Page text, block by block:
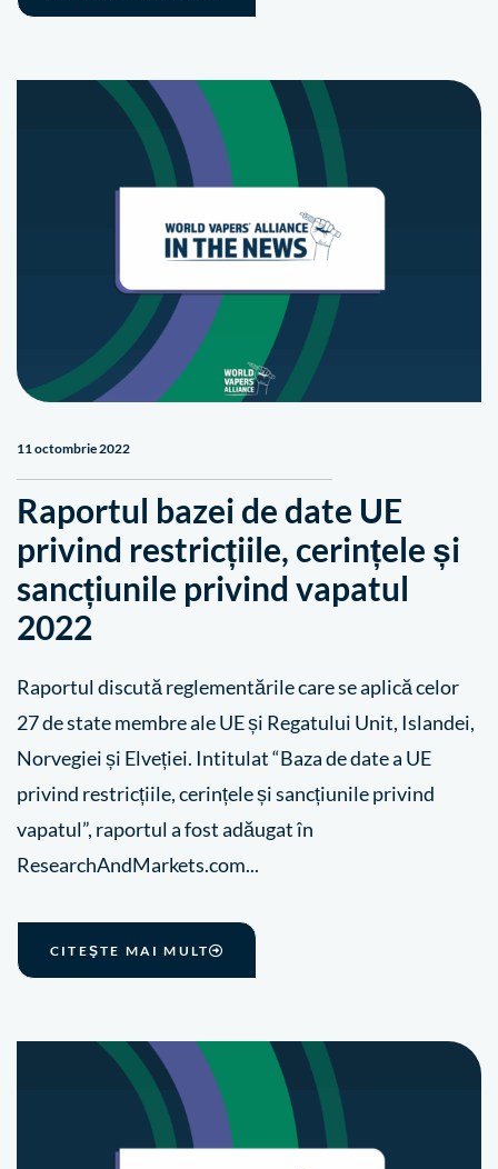
11 octombrie 2022
Raportul bazei de date UE
privind restricțiile, cerințele și
sancțiunile privind vapatul
2022
Raportul discută reglementările care se aplică celor
27 de state membre ale UE și Regatului Unit, Islandei,
Norvegiei și Elveției. Intitulat “Baza de date a UE
privind restricțiile, cerințele și sancțiunile privind
vapatul”, raportul a fost adăugat în
ResearchAndMarkets.com...
CITEŞTE MAI MULT